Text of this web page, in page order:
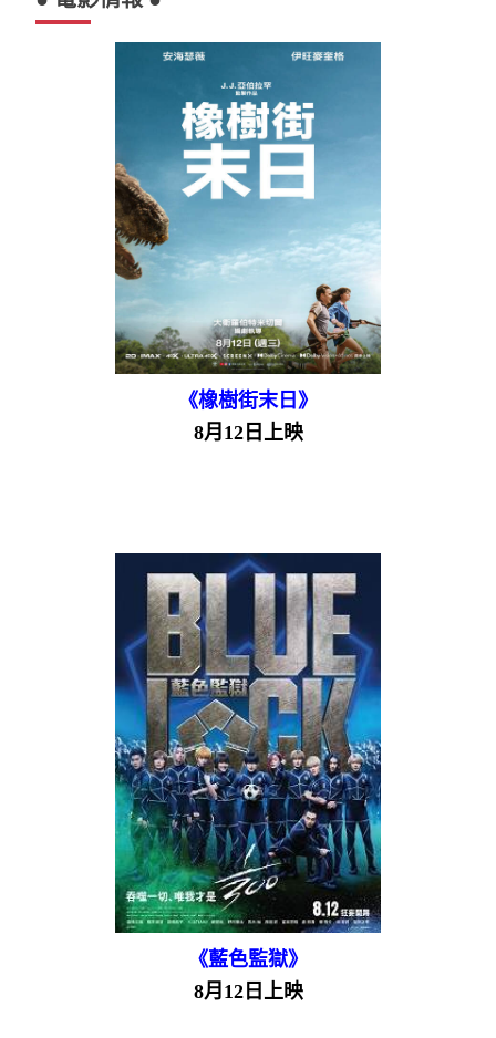
《橡樹街末日》
8月12日上映
《藍色監獄》
8月12日上映